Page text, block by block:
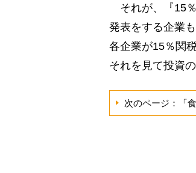
それが、『15
発表をする企業
各企業が15％関
それを見て投資
次のページ：「